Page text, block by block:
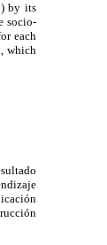
by its
socio-
each
which